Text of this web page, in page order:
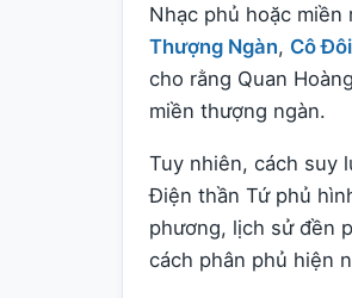
Nhạc phủ hoặc
Thượng Ngàn, Cô
cho rằng Quan
miền thượng ngàn.
Tuy nhiên, cách suy
Điện thần Tứ phủ
phương, lịch sử đền
cách phân phủ hiện